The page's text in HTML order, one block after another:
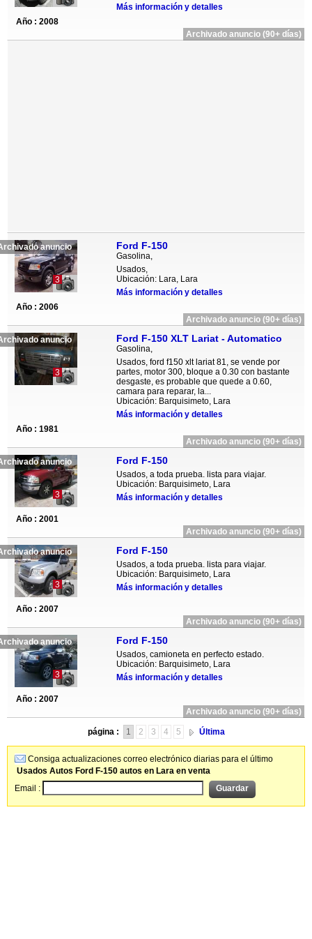
Más información y detalles
Año : 2008
Archivado anuncio (90+ días)
anuncio
3
Ford F-150
Gasolina,
Usados,
Ubicación: Lara, Lara
Más información y detalles
Año : 2006
Archivado anuncio (90+ días)
anuncio
3
Ford F-150 XLT Lariat - Automatico
Gasolina,
Usados, ford f150 xlt lariat 81, se vende por
partes, motor 300, bloque a 0.30 con bastante
desgaste, es probable que quede a 0.60,
camara para reparar, la...
Ubicación: Barquisimeto, Lara
Más información y detalles
Año : 1981
Archivado anuncio (90+ días)
anuncio
3
Ford F-150
Usados, a toda prueba. lista para viajar.
Ubicación: Barquisimeto, Lara
Más información y detalles
Año : 2001
Archivado anuncio (90+ días)
anuncio
3
Ford F-150
Usados, a toda prueba. lista para viajar.
Ubicación: Barquisimeto, Lara
Más información y detalles
Año : 2007
Archivado anuncio (90+ días)
anuncio
3
Ford F-150
Usados, camioneta en perfecto estado.
Ubicación: Barquisimeto, Lara
Más información y detalles
Año : 2007
Archivado anuncio (90+ días)
página : 1 2 3 4 5 Última
Consiga actualizaciones correo electrónico diarias para el último
Usados Autos Ford F-150 autos en Lara en venta
Email :